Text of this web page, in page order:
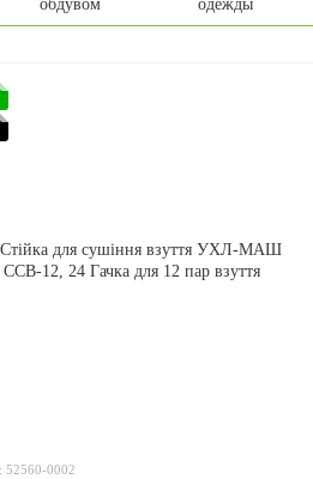
обдувом
одежды
52560-0002